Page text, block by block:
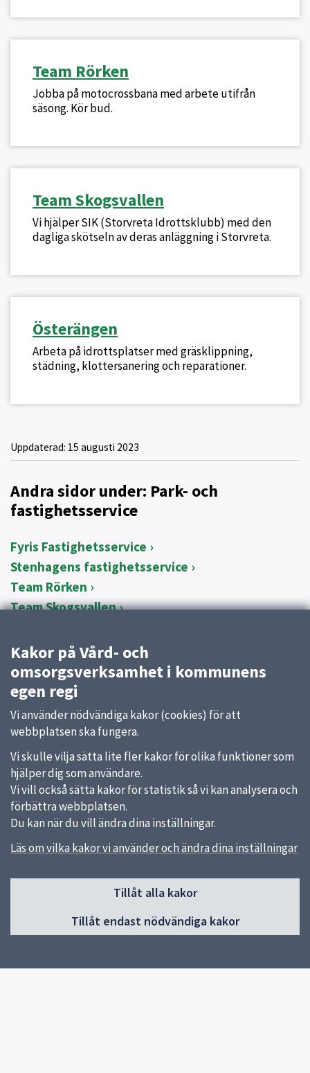
Team Rörken
Jobba på motocrossbana med arbete utifrån
säsong. Kör bud.
Team Skogsvallen
Vi hjälper SIK (Storvreta Idrottsklubb) med den
dagliga skötseln av deras anläggning i Storvreta.
Österängen
Arbeta på idrottsplatser med gräsklippning,
städning, klottersanering och reparationer.
Uppdaterad: 15 augusti 2023
Andra sidor under: Park- och
fastighetsservice
Fyris Fastighetsservice
Stenhagens fastighetsservice
Team Rörken
Team Skogsvallen
Kakor på Vård- och
omsorgsverksamhet i kommunens
egen regi
Vi använder nödvändiga kakor (cookies) för att
webbplatsen ska fungera.
Vi skulle vilja sätta lite fler kakor för olika funktioner som
hjälper dig som användare.
Vi vill också sätta kakor för statistik så vi kan analysera och
förbättra webbplatsen.
Du kan när du vill ändra dina inställningar.
Läs om vilka kakor vi använder och ändra dina inställningar
Tillåt alla kakor
Tillåt endast nödvändiga kakor
Sidfot